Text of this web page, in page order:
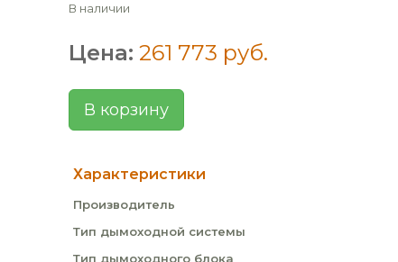
В наличии
Цена: 261 773 руб.
В корзину
Характеристики
Производитель
Тип дымоходной системы
Тип дымоходного блока